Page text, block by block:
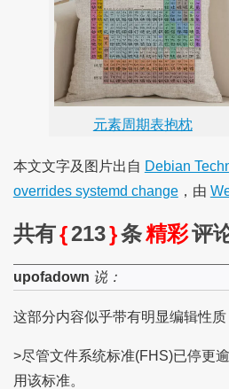
元素周期表抱枕
本文文字及图片出自 Debian
overrides systemd change，由
共有{213}条精彩评
upofadown 说：
这部分内容似乎带有明显编辑性质
>尽管文件系统标准(FHS)已停更
用该标准。